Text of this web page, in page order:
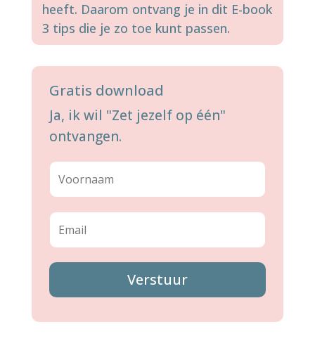
heeft. Daarom ontvang je in dit E-book
3 tips die je zo toe kunt passen.
Gratis download
Ja, ik wil "Zet jezelf op één"
ontvangen.
Verstuur